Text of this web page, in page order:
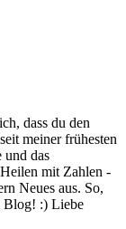
dass du den
meiner frühesten
und das
mit Zahlen -
Neues aus. So,
Blog! :) Liebe